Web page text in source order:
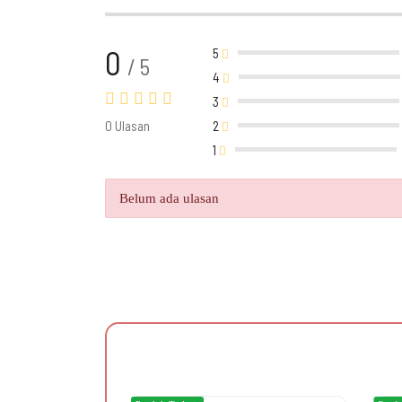
0 / 5
0 Ulasan
5
4
3
2
1
Belum ada ulasan